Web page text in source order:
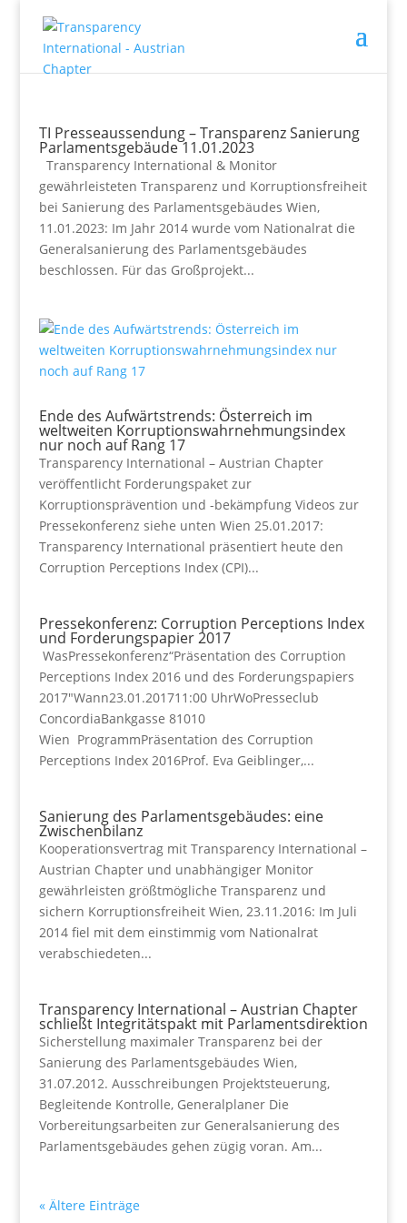
TI Presseaussendung – Transparenz Sanierung
Parlamentsgebäude 11.01.2023
Transparency International & Monitor
gewährleisteten Transparenz und Korruptionsfreiheit
bei Sanierung des Parlamentsgebäudes Wien,
11.01.2023: Im Jahr 2014 wurde vom Nationalrat die
Generalsanierung des Parlamentsgebäudes
beschlossen. Für das Großprojekt...
Ende des Aufwärtstrends: Österreich im
weltweiten Korruptionswahrnehmungsindex
nur noch auf Rang 17
Transparency International – Austrian Chapter
veröffentlicht Forderungspaket zur
Korruptionsprävention und -bekämpfung Videos zur
Pressekonferenz siehe unten Wien 25.01.2017:
Transparency International präsentiert heute den
Corruption Perceptions Index (CPI)...
Pressekonferenz: Corruption Perceptions Index
und Forderungspapier 2017
WasPressekonferenz“Präsentation des Corruption
Perceptions Index 2016 und des Forderungspapiers
2017″Wann23.01.201711:00 UhrWoPresseclub
ConcordiaBankgasse 81010
Wien ProgrammPräsentation des Corruption
Perceptions Index 2016Prof. Eva Geiblinger,...
Sanierung des Parlamentsgebäudes: eine
Zwischenbilanz
Kooperationsvertrag mit Transparency International –
Austrian Chapter und unabhängiger Monitor
gewährleisten größtmögliche Transparenz und
sichern Korruptionsfreiheit Wien, 23.11.2016: Im Juli
2014 fiel mit dem einstimmig vom Nationalrat
verabschiedeten...
Transparency International – Austrian Chapter
schließt Integritätspakt mit Parlamentsdirektion
Sicherstellung maximaler Transparenz bei der
Sanierung des Parlamentsgebäudes Wien,
31.07.2012. Ausschreibungen Projektsteuerung,
Begleitende Kontrolle, Generalplaner Die
Vorbereitungsarbeiten zur Generalsanierung des
Parlamentsgebäudes gehen zügig voran. Am...
« Ältere Einträge